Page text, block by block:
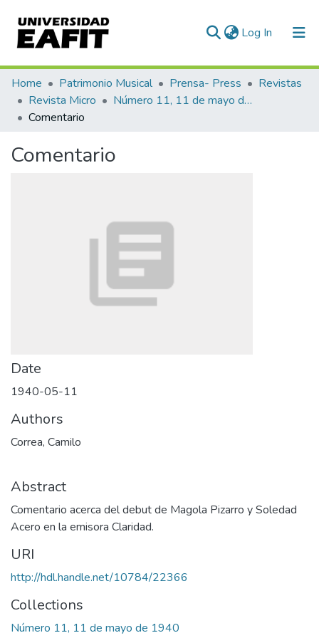
Log In (current)
Communities & Collections
All of DSpace
Home Patrimonio Musical Prensa- Press
Revistas
Revista Micro
Número 11, 11 de mayo de 1940
Comentario
Comentario
Date
1940-05-11
Authors
Correa, Camilo
Abstract
Comentario acerca del debut de Magola Pizarro y Soledad
Acero en la emisora Claridad.
URI
http://hdl.handle.net/10784/22366
Collections
Número 11, 11 de mayo de 1940